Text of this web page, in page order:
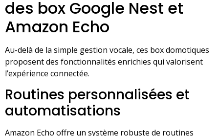
des box Google Nest et
Amazon Echo
Au-delà de la simple gestion vocale, ces box domotiques
proposent des fonctionnalités enrichies qui valorisent
l’expérience connectée.
Routines personnalisées et
automatisations
Amazon Echo offre un système robuste de routines